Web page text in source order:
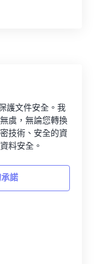
護文件安全。我
虞，無論您轉換
技術、安全的資
料安全。
諾